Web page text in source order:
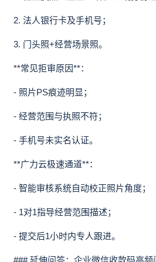
2. 法人银行卡及手机号；
3. 门头照+经营场景照。
**常见拒审原因**：
- 照片PS痕迹明显；
- 经营范围与执照不符；
- 手机号未实名认证。
**广力云极速通道**：
- 智能审核系统自动校正照片角度；
- 1对1指导经营范围描述；
- 提交后1小时内专人跟进。
### 延伸问答：企业微信收款码高频